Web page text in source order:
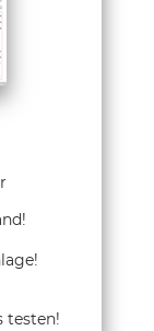
testen!